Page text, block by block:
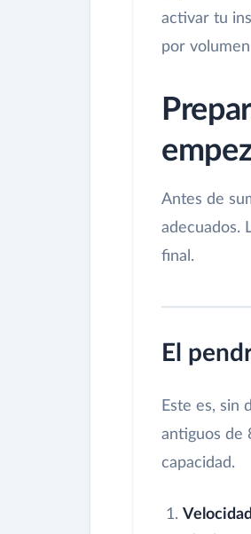
activar tu
por
Antes de
adecuados.
final.
El
Este es, sin
antiguos de
capacidad.